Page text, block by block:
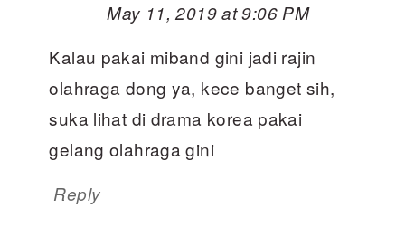
May 11, 2019 at 9:06 PM
Kalau pakai miband gini jadi rajin
olahraga dong ya, kece banget sih,
suka lihat di drama korea pakai
gelang olahraga gini
Reply